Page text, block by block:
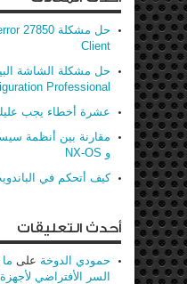
Client
Professional
عشرة أخطاء يجب عليك
و NX-OS
كيف أتحكم في
أحدث التعليقات
حمودي الدوخة على
السر الأفتراضي لأجهزة TP-Link